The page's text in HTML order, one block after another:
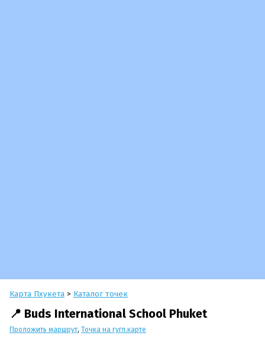
Карта Пхукета > Каталог точек
📍 Buds International School Phuket
Проложить маршрут, Точка на гугл.карте